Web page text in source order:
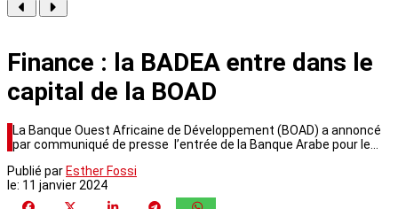
Finance : la BADEA entre dans le
capital de la BOAD
La Banque Ouest Africaine de Développement (BOAD) a annoncé
par communiqué de presse l’entrée de la Banque Arabe pour le…
Publié parEsther Fossi
le: 11 janvier 2024